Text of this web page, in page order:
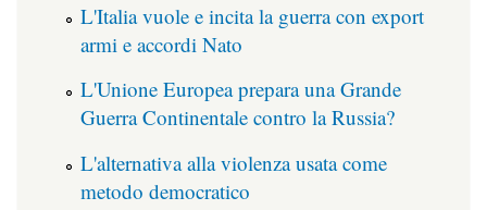
L'Italia vuole e incita la guerra con export
armi e accordi Nato
L'Unione Europea prepara una Grande
Guerra Continentale contro la Russia?
L'alternativa alla violenza usata come
metodo democratico